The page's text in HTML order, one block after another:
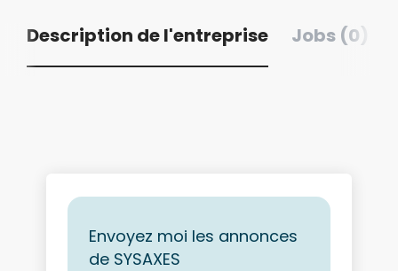
Description de l'entreprise Jobs (0)
Envoyez moi les annonces
de SYSAXES